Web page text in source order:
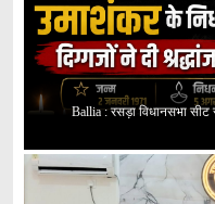
Ballia : रसड़ा विधानसभा